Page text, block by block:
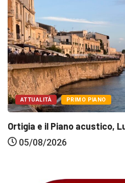
ATTUALITÀ PRIMO PIANO
Ortigia e il Piano acustico,
05/08/2026